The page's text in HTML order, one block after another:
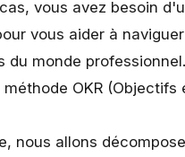
vous avez besoin
vous aider à
du monde
OKR (Objectifs
nous allons